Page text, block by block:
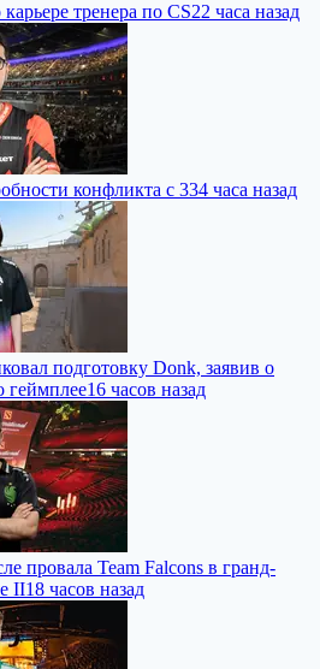
тренера по CS22 часа назад
конфликта с 334 часа назад
подготовку Donk, заявив о
геймплее16 часов назад
провала Team Falcons в гранд-
II18 часов назад